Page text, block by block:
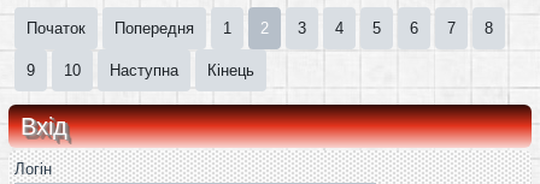
Початок Попередня 1 2 3 4 5 6 7 8
9 10 Наступна Кінець
Вхід
Логін